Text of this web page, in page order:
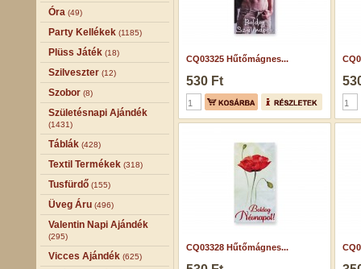
Óra (49)
Party Kellékek (1185)
Plüss Játék (18)
Szilveszter (12)
Szobor (8)
Születésnapi Ajándék
(1431)
Táblák (428)
Textil Termékek (318)
Tusfürdő (155)
Üveg Áru (496)
Valentin Napi Ajándék
(295)
Vicces Ajándék (625)
CQ03325 Hűtőmágnes...
530 Ft
CQ03328 Hűtőmágnes...